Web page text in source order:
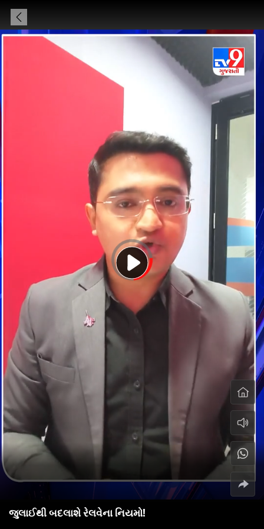
જુલાઈથી બદલાશે રેલવેના નિયમો!